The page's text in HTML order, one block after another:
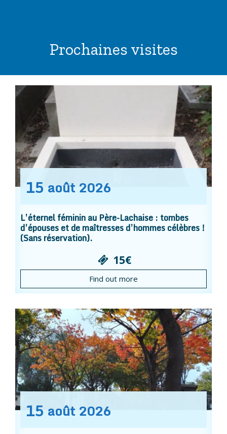
Prochaines visites
15 août 2026
L’éternel féminin au Père-Lachaise : tombes
d’épouses et de maîtresses d’hommes célèbres !
(Sans réservation).
15€
Find out more
15 août 2026